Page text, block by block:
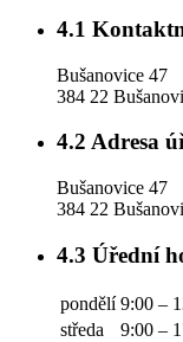
4.1
Bušanovice 47
384 22
4.2 Adresa
Bušanovice 47
384 22
4.3 Úřední
pondělí 9:00 –
středa
9:00 –